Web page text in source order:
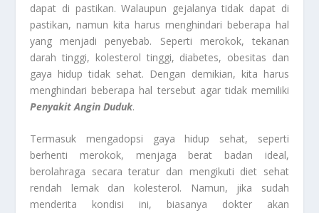
dapat di pastikan. Walaupun gejalanya tidak dapat di
pastikan, namun kita harus menghindari beberapa hal
yang menjadi penyebab. Seperti merokok, tekanan
darah tinggi, kolesterol tinggi, diabetes, obesitas dan
gaya hidup tidak sehat. Dengan demikian, kita harus
menghindari beberapa hal tersebut agar tidak memiliki
Penyakit Angin Duduk.
Termasuk mengadopsi gaya hidup sehat, seperti
berhenti merokok, menjaga berat badan ideal,
berolahraga secara teratur dan mengikuti diet sehat
rendah lemak dan kolesterol. Namun, jika sudah
menderita kondisi ini, biasanya dokter akan